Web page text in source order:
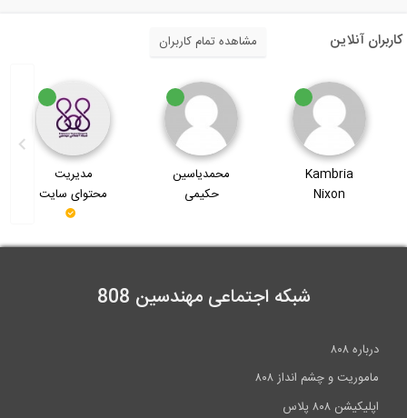
کاربران آنلاین مشاهده تمام کاربران
Kambria
Nixon
محمدیاسین
حکیمی
مدیریت
محتوای سایت
شبکه اجتماعی مهندسین 808
درباره ۸۰۸
ماموریت و چشم انداز ۸۰۸
اپلیکیشن ۸۰۸ پلاس